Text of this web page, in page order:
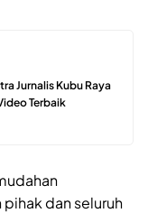
Jurnalis Kubu Raya
Terbaik
dan seluruh